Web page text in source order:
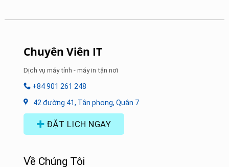
Chuyên Viên IT
Dịch vụ máy tính - máy in tận nơi
+84 901 261 248
42 đường 41, Tân phong, Quận 7
ĐẶT LỊCH NGAY
Về Chúng Tôi